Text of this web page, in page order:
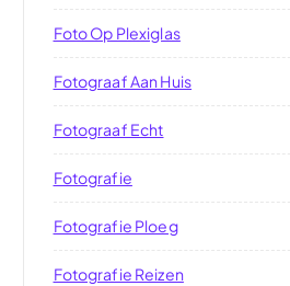
Foto Op Plexiglas
Fotograaf Aan Huis
Fotograaf Echt
Fotografie
Fotografie Ploeg
Fotografie Reizen